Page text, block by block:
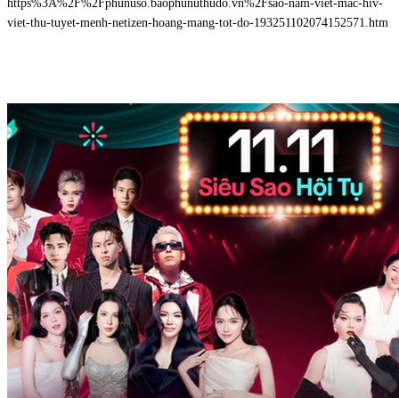
https%3A%2F%2Fphunuso.baophunuthudo.vn%2Fsao-nam-viet-mac-hiv-
viet-thu-tuyet-menh-netizen-hoang-mang-tot-do-193251102074152571.htm